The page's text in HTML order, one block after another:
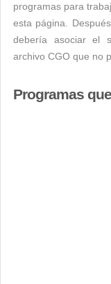
programas para
esta página.
debería asociar el
archivo CGO que no
Programas